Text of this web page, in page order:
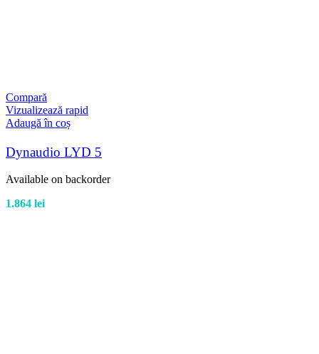
Compară
Vizualizează rapid
Adaugă în coș
Dynaudio LYD 5
Available on backorder
1.864 lei